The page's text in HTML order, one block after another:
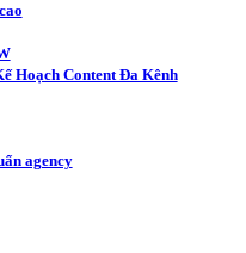
Hoạch Content Đa Kênh
agency